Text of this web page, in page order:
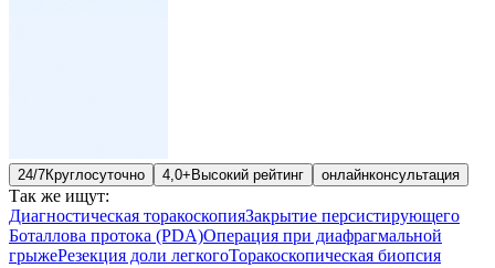
24/7Круглосуточно 4,0+ Высокий рейтинг онлайнконсультация
Так же ищут:
Диагностическая торакоскопияЗакрытие персистирующего
Боталлова протока (PDA)Операция при диафрагмальной
грыжеРезекция доли легкогоТоракоскопическая биопсия